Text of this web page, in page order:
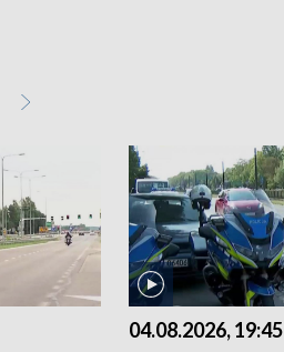
04.08.2026, 19:45